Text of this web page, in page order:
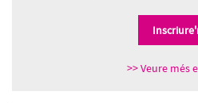
>> Veure més